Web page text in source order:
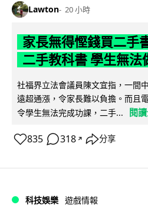
Lawton 20 小時
家長無得慳錢買二手
二手教科書 學生無法
社福界立法會議員陳文宜指，一間
遠超通漲，令家長難以負擔。而且
令學生無法完成功課，二手...
閱
835 318 ↗ 分享
科技娛樂 遊戲情報